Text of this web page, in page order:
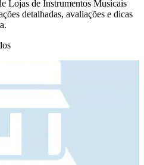
Lojas de Instrumentos Musicais
detalhadas, avaliações e dicas